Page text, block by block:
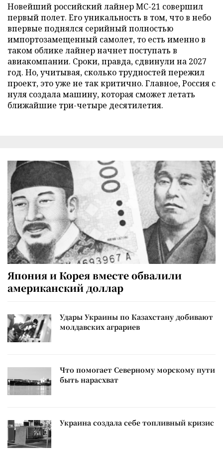
Новейший российский лайнер МС-21 совершил
первый полет. Его уникальность в том, что в небо
впервые поднялся серийный полностью
импортозамещенный самолет, то есть именно в
таком облике лайнер начнет поступать в
авиакомпании. Сроки, правда, сдвинули на 2027
год. Но, учитывая, сколько трудностей пережил
проект, это уже не так критично. Главное, Россия с
нуля создала машину, которая сможет летать
ближайшие три-четыре десятилетия.
Япония и Корея вместе обвалили
американский доллар
Удары Украины по Казахстану добивают
молдавских аграриев
Что помогает Северному морскому пути
быть нарасхват
Украина создала себе топливный кризис